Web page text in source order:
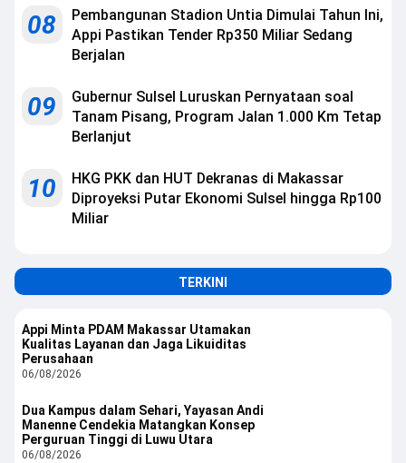
08
Pembangunan Stadion Untia Dimulai Tahun Ini,
Appi Pastikan Tender Rp350 Miliar Sedang
Berjalan
09
Gubernur Sulsel Luruskan Pernyataan soal
Tanam Pisang, Program Jalan 1.000 Km Tetap
Berlanjut
10
HKG PKK dan HUT Dekranas di Makassar
Diproyeksi Putar Ekonomi Sulsel hingga Rp100
Miliar
TERKINI
Appi Minta PDAM Makassar Utamakan
Kualitas Layanan dan Jaga Likuiditas
Perusahaan
06/08/2026
Dua Kampus dalam Sehari, Yayasan Andi
Manenne Cendekia Matangkan Konsep
Perguruan Tinggi di Luwu Utara
06/08/2026